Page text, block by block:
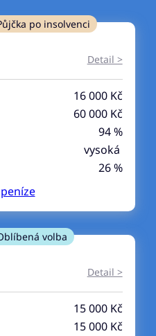
po insolvenci
Detail >
16 000 Kč
60 000 Kč
94 %
vysoká
26 %
volba
Detail >
15 000 Kč
15 000 Kč